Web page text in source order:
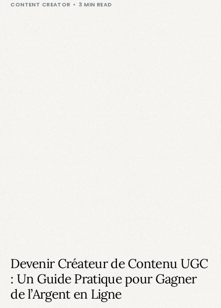
CONTENT CREATOR 3 MIN READ
Devenir Créateur de Contenu UGC
: Un Guide Pratique pour Gagner
de l’Argent en Ligne